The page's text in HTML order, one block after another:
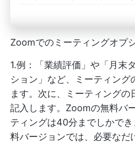
Zoomでのミーティングオプ
1.例：「業績評価」や「月末
ション」など、ミーティング
ます。次に、ミーティングの
記入します。Zoomの無料バ
ティングは40分までしかで
料バージョンでは、必要なだ